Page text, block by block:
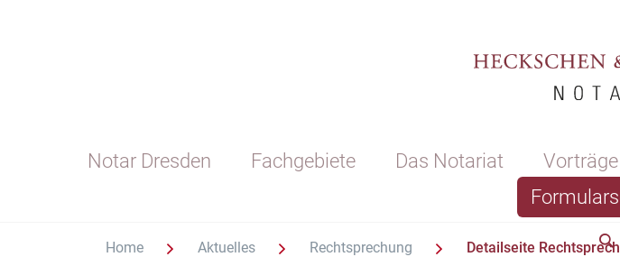
Notar Dresden Fachgebiete Das Notariat
Home Aktuelles Rechtsprechung Detailseite